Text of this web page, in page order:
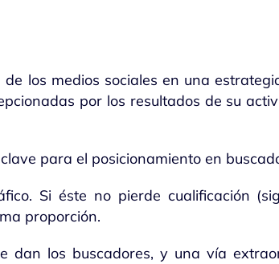
los medios sociales en una
por los resultados de su
para el posicionamiento en
Si éste no pierde cualificación
proporción.
dan los buscadores, y una vía